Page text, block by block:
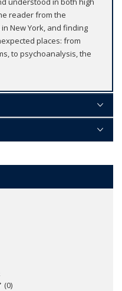
reader from the
New York, and finding
places: from
to psychoanalysis, the
(0)